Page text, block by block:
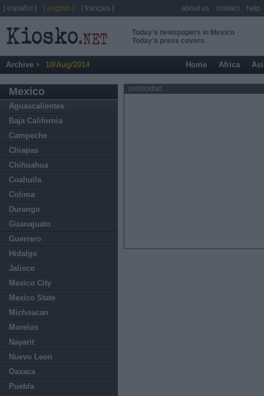
Today's newspapers in Mexico
Today's press covers
Archive 10/Aug/2014 Home Africa
Mexico
Aguascalientes
Baja California
Campeche
Chiapas
Chihuahua
Coahuila
Colima
Durango
Guanajuato
Guerrero
Hidalgo
Jalisco
Mexico City
Mexico State
Michoacan
Morelos
Nayarit
Nuevo Leon
Oaxaca
Puebla
publicidad
[ español ] [ english ] [ français ] about us contact help